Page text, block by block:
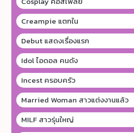
Creampie แตกใน
Debut แสดงเรื่องแรก
Idol ไอดอล คนดัง
Incest ครอบครัว
Married Woman สาวแต่งงานแล้ว
MILF สาวรุ่นใหญ่